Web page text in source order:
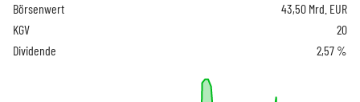
Börsenwert
43,50 Mrd. EUR
KGV
20
Dividende
2,57 %